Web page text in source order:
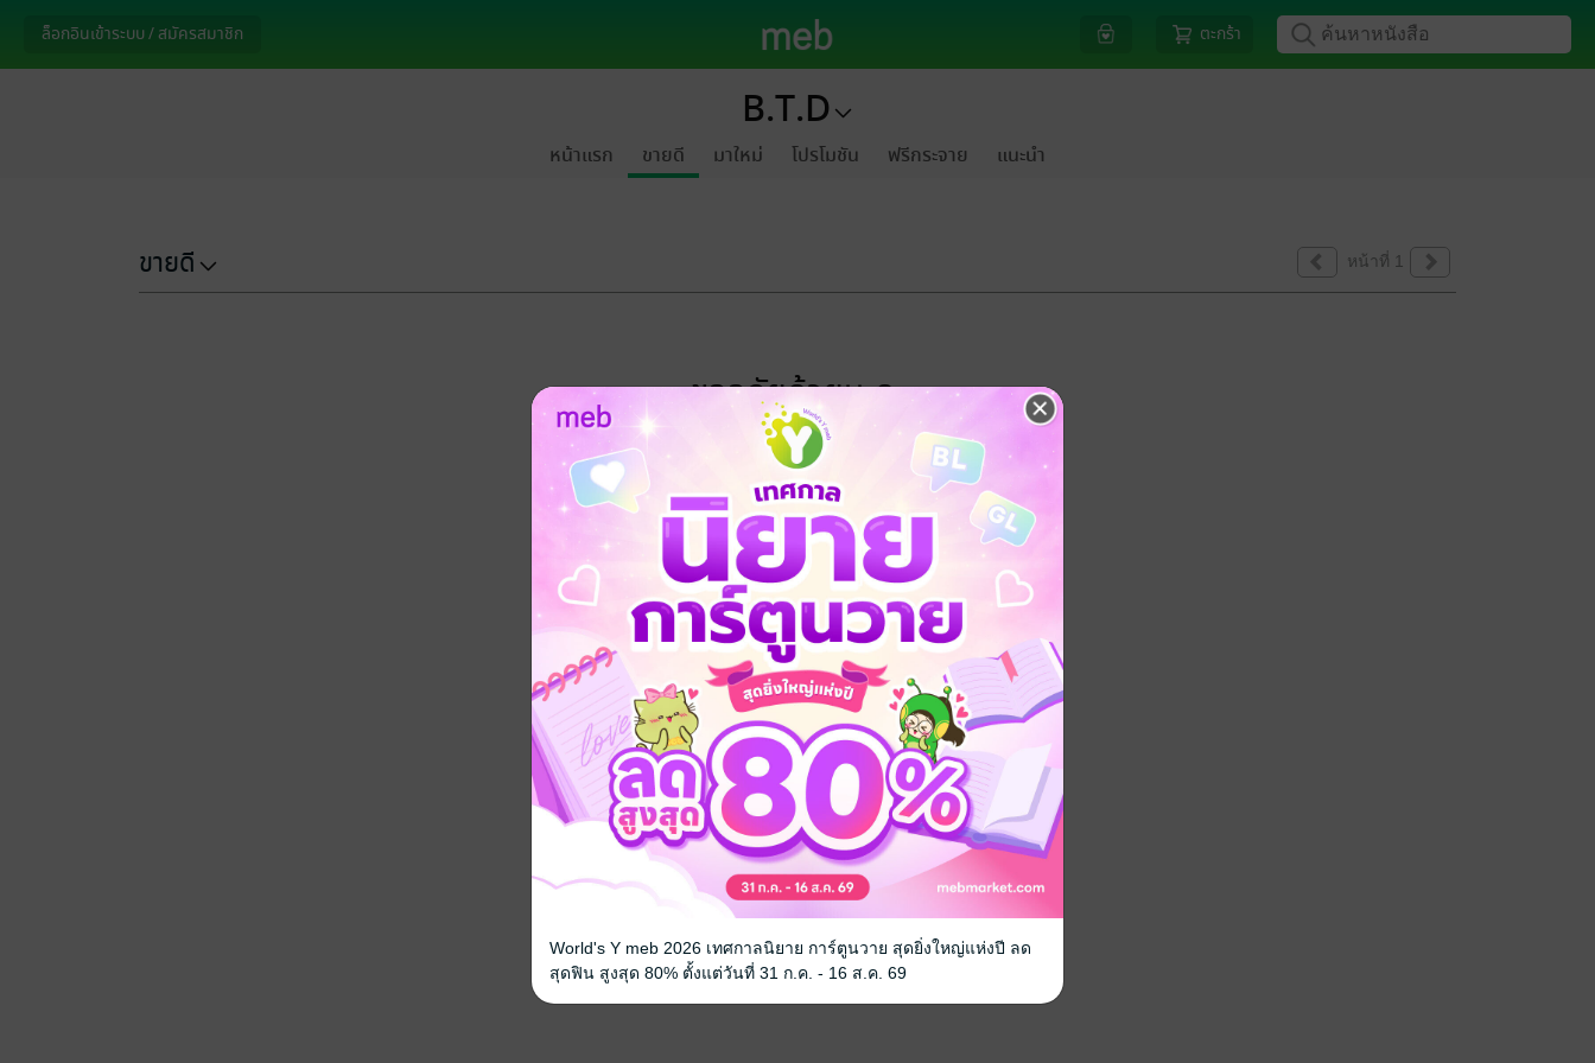
ล็อกอินเข้าระบบ / สมัครสมาชิก ตะกร้า
B.T.D
หน้าแรก ขายดี มาใหม่ โปรโมชัน ฟรีกระจาย แนะนำ
ขายดี หน้าที่ 1
ขออภัยด้วยนะคะ
ไม่พบข้อมูลในหัวข้อที่คุณกำลังชมค่ะ
World's Y meb 2026 เทศกาลนิยาย การ์ตูนวาย สุดยิ่งใหญ่แห่งปี ลด
สุดฟิน สูงสุด 80% ตั้งแต่วันที่ 31 ก.ค. - 16 ส.ค. 69